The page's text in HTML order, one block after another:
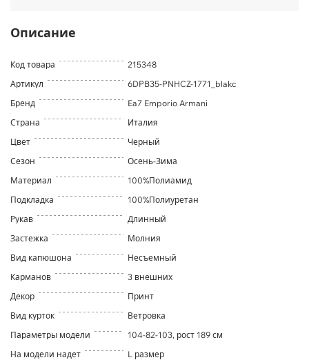
Описание
Код товара
215348
Артикул
6DPB35-PNHCZ-1771_blakc
Бренд
Ea7 Emporio Armani
Страна
Италия
Цвет
Черный
Сезон
Осень-Зима
Материал
100%Полиамид
Подкладка
100%Полиуретан
Рукав
Длинный
Застежка
Молния
Вид капюшона
Несъемный
Карманов
3 внешних
Декор
Принт
Вид курток
Ветровка
Параметры модели
104-82-103, рост 189 см
На модели надет
L размер